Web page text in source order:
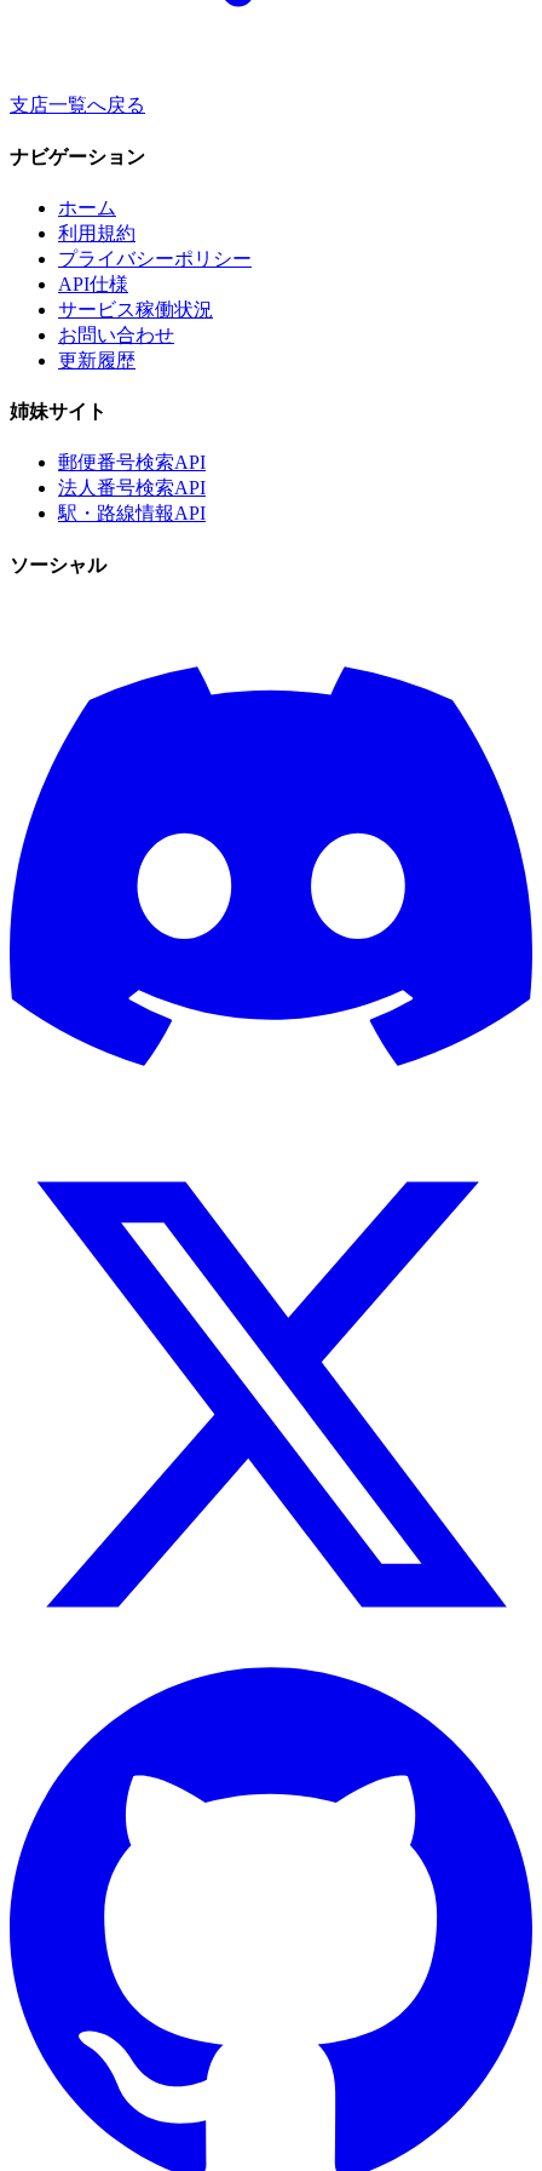
支店一覧へ戻る
ナビゲーション
ホーム
利用規約
プライバシーポリシー
API仕様
サービス稼働状況
お問い合わせ
更新履歴
姉妹サイト
郵便番号検索API
法人番号検索API
駅・路線情報API
ソーシャル